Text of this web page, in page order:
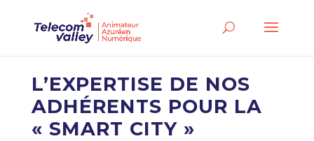
L’EXPERTISE DE NOS
ADHÉRENTS POUR LA
« SMART CITY »